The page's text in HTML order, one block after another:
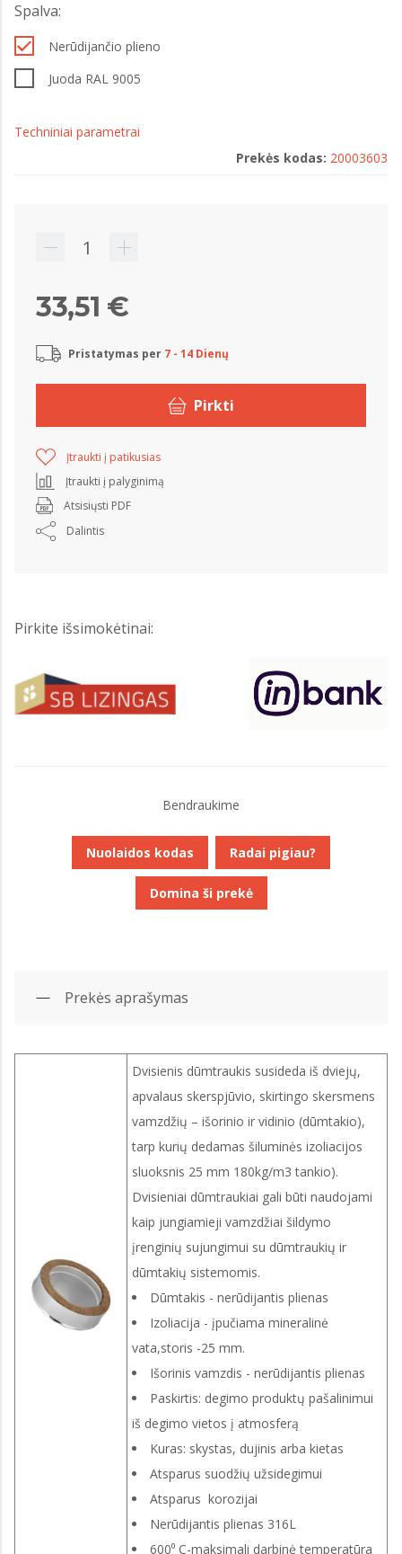
Spalva:
Nerūdijančio plieno
Juoda RAL 9005
Techniniai parametrai
Prekės kodas: 20003603
33,51 €
Pristatymas per 7 - 14 Dienų
Pirkti
Įtraukti į patikusias
Įtraukti į palyginimą
Atsisiųsti PDF
Dalintis
Pirkite išsimokėtinai:
Bendraukime
Nuolaidos kodas Radai pigiau?
Domina ši prekė
Prekės aprašymas
Dvisienis dūmtraukis susideda iš dviejų,
apvalaus skerspjūvio, skirtingo skersmens
vamzdžių – išorinio ir vidinio (dūmtakio),
tarp kurių dedamas šiluminės izoliacijos
sluoksnis 25 mm 180kg/m3 tankio).
Dvisieniai dūmtraukiai gali būti naudojami
kaip jungiamieji vamzdžiai šildymo
įrenginių sujungimui su dūmtraukių ir
dūmtakių sistemomis.
Dūmtakis - nerūdijantis plienas
Izoliacija - įpučiama mineralinė
vata,storis -25 mm.
Išorinis vamzdis - nerūdijantis plienas
Paskirtis: degimo produktų pašalinimui
iš degimo vietos į atmosferą
Kuras: skystas, dujinis arba kietas
Atsparus suodžių užsidegimui
Atsparus korozijai
Nerūdijantis plienas 316L
600⁰ C-maksimali darbinė temperatūra